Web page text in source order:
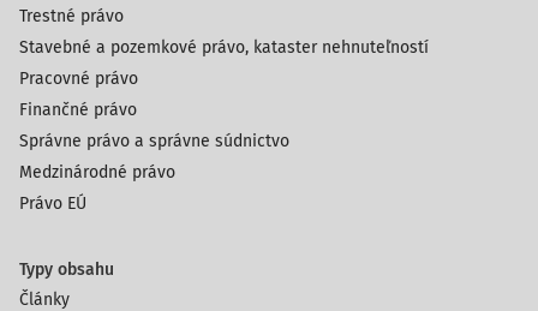
Trestné právo
Stavebné a pozemkové právo, kataster nehnuteľností
Pracovné právo
Finančné právo
Správne právo a správne súdnictvo
Medzinárodné právo
Právo EÚ
Typy obsahu
Články